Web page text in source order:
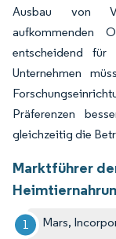
Ausbau von
aufkommenden
entscheidend für
Unternehmen
Präferenzen
gleichzeitig die
Marktführer
Mars,